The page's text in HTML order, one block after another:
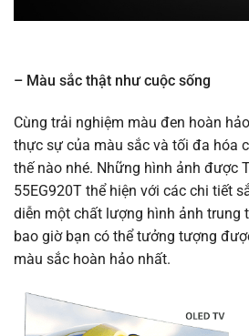
– Màu sắc thật như cuộc sống
Cùng trải nghiệm màu đen hoàn
thực sự của màu sắc và tối đa hóa
thế nào nhé. Những hình ảnh được
55EG920T thể hiện với các chi tiết
diễn một chất lượng hình ảnh trung
bao giờ bạn có thể tưởng tượng
màu sắc hoàn hảo nhất.